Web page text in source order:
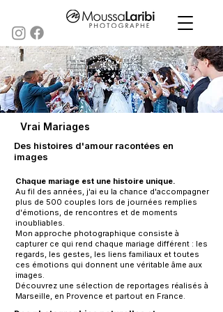
Vrai Mariages
Des histoires d'amour racontées en
images
Chaque mariage est une histoire unique.
Au fil des années, j'ai eu la chance d'accompagner
plus de 500 couples lors de journées remplies
d'émotions, de rencontres et de moments
inoubliables.
Mon approche photographique consiste à
capturer ce qui rend chaque mariage différent : les
regards, les gestes, les liens familiaux et toutes
ces émotions qui donnent une véritable âme aux
images.
Découvrez une sélection de reportages réalisés à
Marseille, en Provence et partout en France.